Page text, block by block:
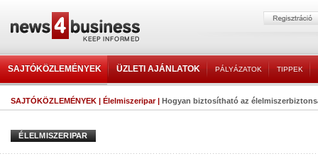
SAJTÓKÖZLEMÉNYEK ÜZLETI AJÁNLATOK PÁLYÁZATOK TIPPEK
SAJTÓKÖZLEMÉNYEK | Élelmiszeripar| Hogyan biztosítható az
ÉLELMISZERIPAR